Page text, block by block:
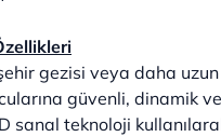
gezisi veya daha
güvenli, dinamik
sanal teknoloji